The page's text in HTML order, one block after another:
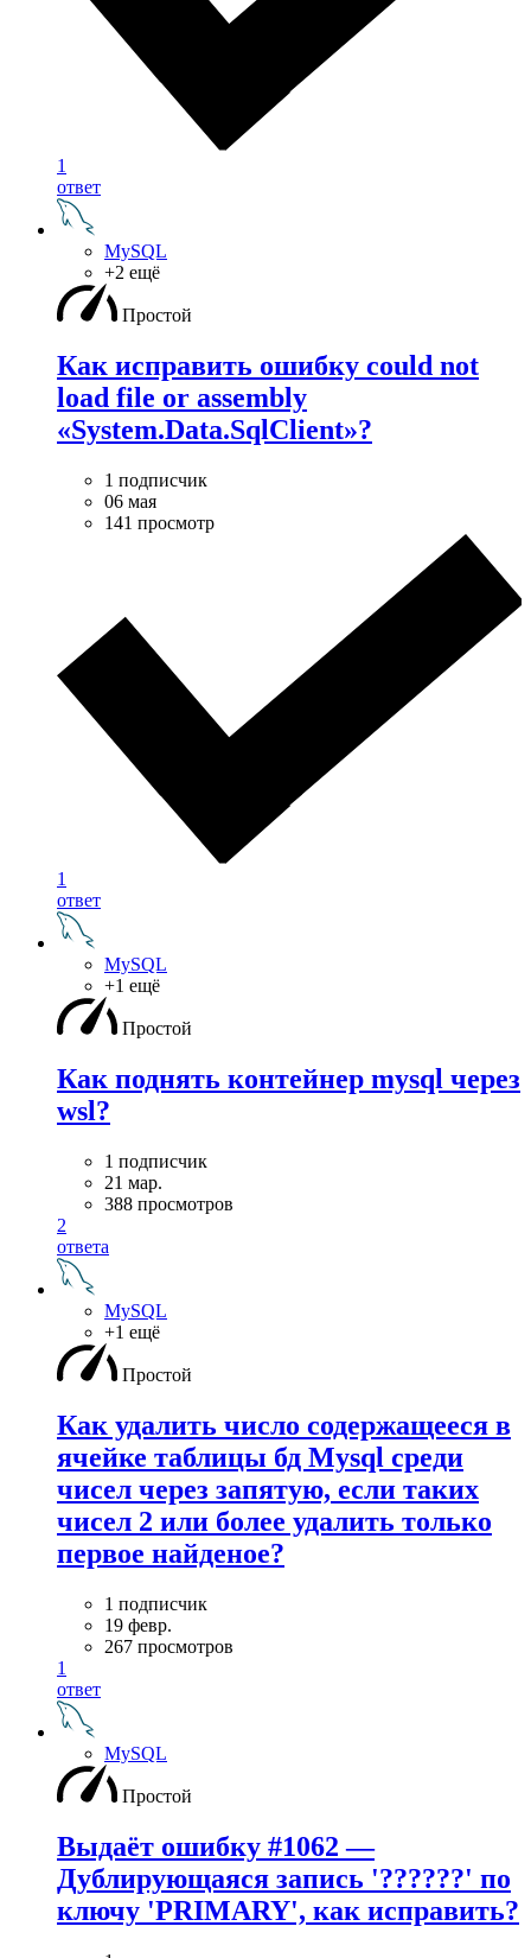
1
ответ
MySQL
+2 ещё
Простой
Как исправить ошибку could not
load file or assembly
«System.Data.SqlClient»?
1 подписчик
06 мая
141 просмотр
1
ответ
MySQL
+1 ещё
Простой
Как поднять контейнер mysql через
wsl?
1 подписчик
21 мар.
388 просмотров
2
ответа
MySQL
+1 ещё
Простой
Как удалить число содержащееся в
ячейке таблицы бд Mysql среди
чисел через запятую, если таких
чисел 2 или более удалить только
первое найденое?
1 подписчик
19 февр.
267 просмотров
1
ответ
MySQL
Простой
Выдаёт ошибку #1062 —
Дублирующаяся запись '??????' по
ключу 'PRIMARY', как исправить?